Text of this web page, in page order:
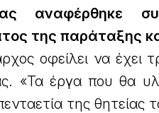
αναφέρθηκε
της παράταξης
οφείλει να έχει
«Τα έργα που θα
της θητείας